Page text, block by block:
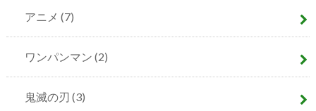
アニメ (7)
ワンパンマン (2)
鬼滅の刃 (3)